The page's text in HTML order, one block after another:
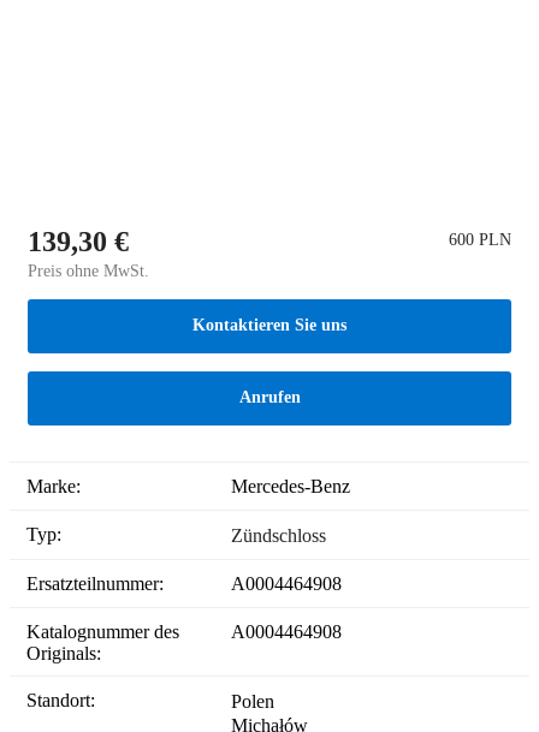
139,30 €
Preis ohne MwSt.
600 PLN
Kontaktieren Sie uns
Anrufen
Marke: Mercedes-Benz
Typ: Zündschloss
Ersatzteilnummer: A0004464908
Katalognummer des
Originals:
A0004464908
Standort:
Polen
Michałów